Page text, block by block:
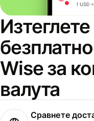
Wise за
валута
Сравнете